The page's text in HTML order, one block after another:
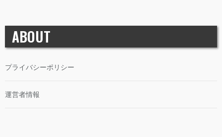
ABOUT
プライバシーポリシー
運営者情報